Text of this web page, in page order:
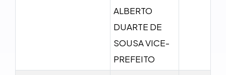
ALBERTO
DUARTE DE
SOUSA VICE-
PREFEITO